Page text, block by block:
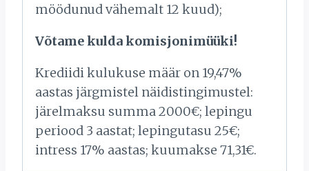
möödunud vähemalt 12 kuud);
Võtame kulda komisjonimüüki!
Krediidi kulukuse määr on 19,47%
aastas järgmistel näidistingimustel:
järelmaksu summa 2000€; lepingu
periood 3 aastat; lepingutasu 25€;
intress 17% aastas; kuumakse 71,31€.